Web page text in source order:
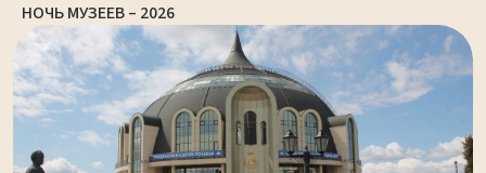
НОЧЬ МУЗЕЕВ – 2026